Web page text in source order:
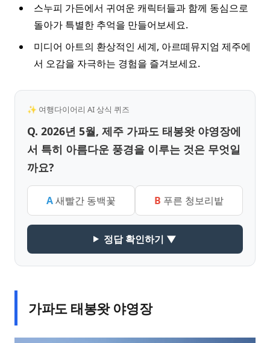
스누피 가든에서 귀여운 캐릭터들과 함께 동심으로
돌아가 특별한 추억을 만들어보세요.
미디어 아트의 환상적인 세계, 아르떼뮤지엄 제주에
서 오감을 자극하는 경험을 즐겨보세요.
✨ 여행다이어리 AI 상식 퀴즈
Q. 2026년 5월, 제주 가파도 태봉왓 야영장에
서 특히 아름다운 풍경을 이루는 것은 무엇일
까요?
A새빨간 동백꽃 B 푸른 청보리밭
정답 확인하기 ▼
가파도 태봉왓 야영장